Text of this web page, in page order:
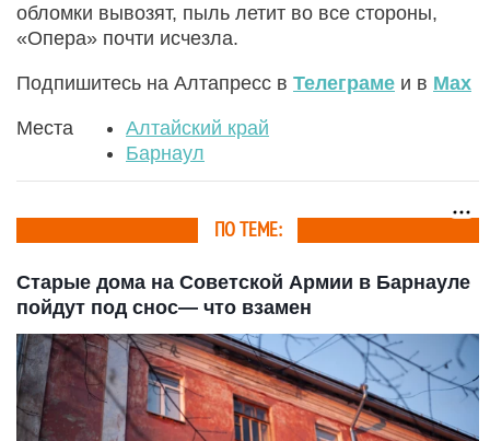
обломки вывозят, пыль летит во все стороны,
«Опера» почти исчезла.
Подпишитесь на Алтапресс в Телеграме и в Max
Места
Алтайский край
Барнаул
ПО ТЕМЕ:
Старые дома на Советской Армии в Барнауле
пойдут под снос— что взамен